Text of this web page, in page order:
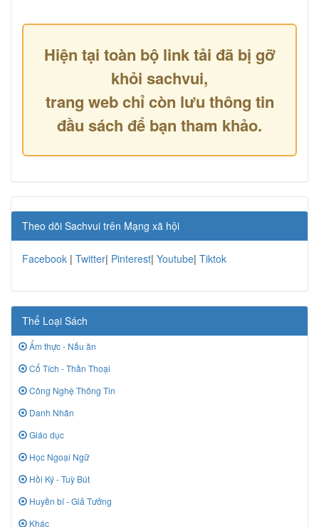
Hiện tại toàn bộ link tải đã bị gỡ
khỏi sachvui,
trang web chỉ còn lưu thông tin
đầu sách để bạn tham khảo.
Theo dõi Sachvui trên Mạng xã hội
Facebook | Twitter| Pinterest| Youtube| Tiktok
Thể Loại Sách
Ẩm thực - Nấu ăn
Cổ Tích - Thần Thoại
Công Nghệ Thông Tin
Danh Nhân
Giáo dục
Học Ngoại Ngữ
Hồi Ký - Tuỳ Bút
Huyền bí - Giả Tưởng
Khác